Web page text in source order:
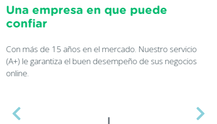
Una variedad de servicios
hasta la creación de tu comercio electrónico.
Expertos que te acercan al exito, a un solo click.